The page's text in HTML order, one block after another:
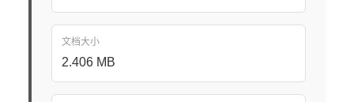
文档大小
2.406 MB